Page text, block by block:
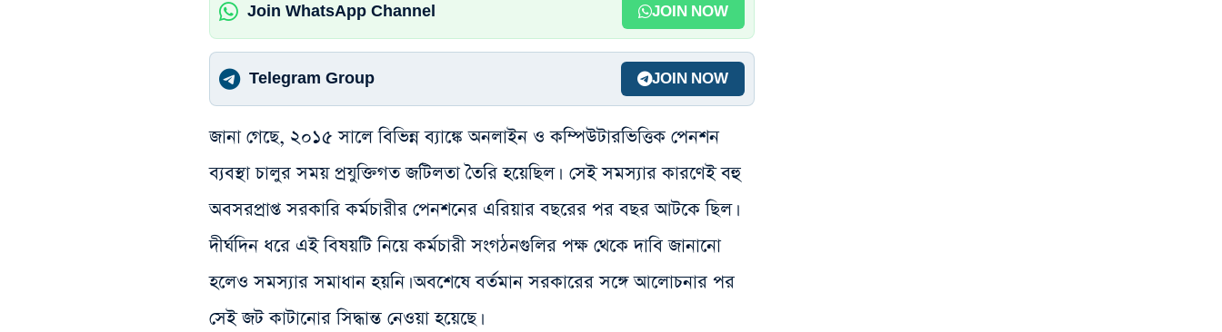
Join WhatsApp Channel JOIN NOW
Telegram Group JOIN NOW
জানা গেছে, ২০১৫ সালে বিভিন্ন ব্যাঙ্কে অনলাইন ও কম্পিউটারভিত্তিক পেনশন
ব্যবস্থা চালুর সময় প্রযুক্তিগত জটিলতা তৈরি হয়েছিল। সেই সমস্যার কারণেই বহু
অবসরপ্রাপ্ত সরকারি কর্মচারীর পেনশনের এরিয়ার বছরের পর বছর আটকে ছিল।
দীর্ঘদিন ধরে এই বিষয়টি নিয়ে কর্মচারী সংগঠনগুলির পক্ষ থেকে দাবি জানানো
হলেও সমস্যার সমাধান হয়নি। অবশেষে বর্তমান সরকারের সঙ্গে আলোচনার পর
সেই জট কাটানোর সিদ্ধান্ত নেওয়া হয়েছে।